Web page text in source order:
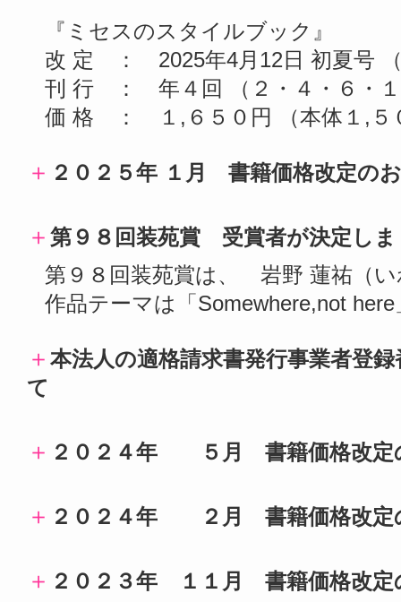
『ミセスのスタイルブック』
改 定 ： 2025年4月12日 初夏号 （
刊 行 ： 年４回 （２・４・６・
価 格 ： １,６５０円 （本体１,５
＋ ２０２５年 １月 書籍価格改定の
＋ 第９８回装苑賞 受賞者が決定し
第９８回装苑賞は、 岩野 蓮祐（
作品テーマは「Somewhere,not here
＋ 本法人の適格請求書発行事業者登
て
＋ ２０２４年 ５月 書籍価格改定
＋ ２０２４年 ２月 書籍価格改定
＋ ２０２３年 １１月 書籍価格改定